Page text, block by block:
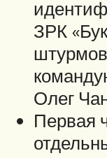
ЗРК
Олег
Первая